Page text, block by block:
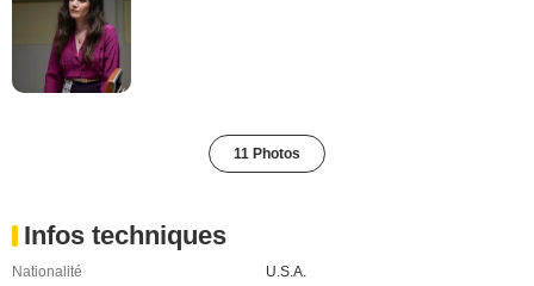
11 Photos
Infos techniques
Nationalité
U.S.A.